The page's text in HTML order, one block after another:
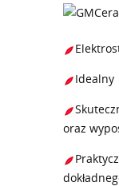
Idealny
oraz